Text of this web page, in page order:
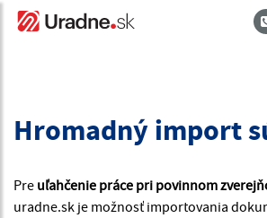
Hromadný import
Pre uľahčenie práce pri povinnom
uradne.sk je možnosť importovania